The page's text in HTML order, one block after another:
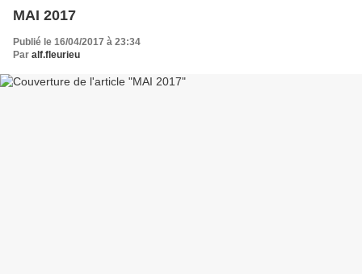
MAI 2017
Publié le 16/04/2017 à 23:34
Par alf.fleurieu